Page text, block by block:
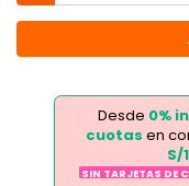
Desde 0%
cuotas en
S/
SIN TARJETAS DE